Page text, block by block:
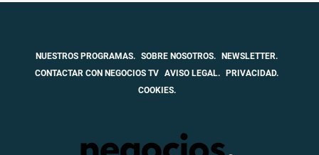
NUESTROS PROGRAMAS. SOBRE NOSOTROS.
NEWSLETTER.
CONTACTAR CON NEGOCIOS TV AVISO LEGAL.
PRIVACIDAD.
COOKIES.